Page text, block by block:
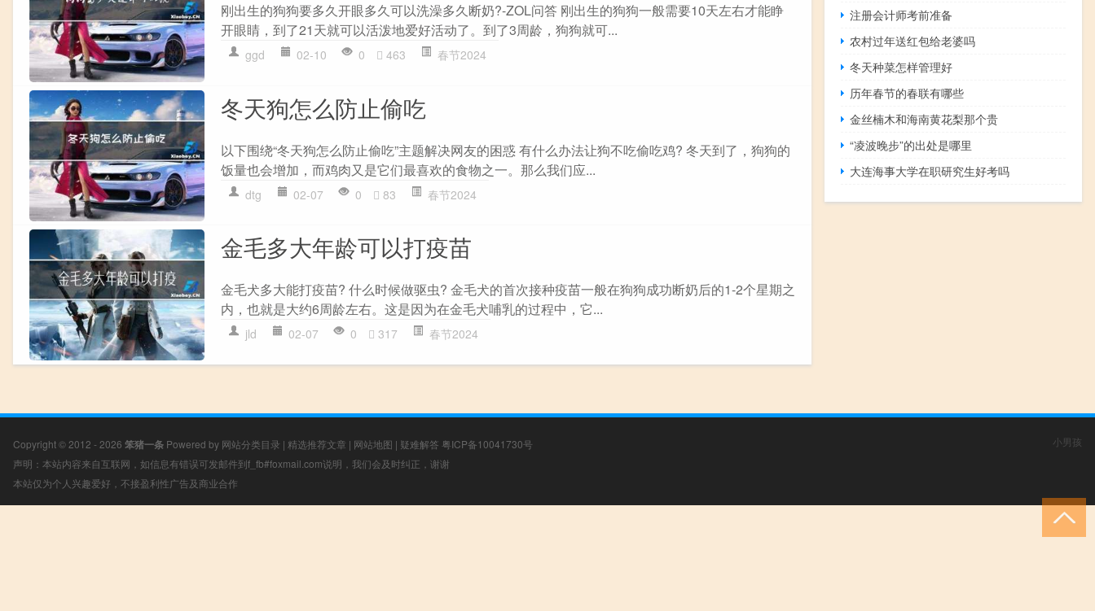
刚出生的狗狗要多久开眼多久可以洗澡多久断奶?-ZOL问答 刚出生的狗狗一般需要10天左右才能睁
开眼睛，到了21天就可以活泼地爱好活动了。到了3周龄，狗狗就可...
ggd 02-10 0 463 春节2024
冬天狗怎么防止偷吃
以下围绕“冬天狗怎么防止偷吃”主题解决网友的困惑 有什么办法让狗不吃偷吃鸡? 冬天到了，狗狗的
饭量也会增加，而鸡肉又是它们最喜欢的食物之一。那么我们应...
dtg 02-07 0 83 春节2024
金毛多大年龄可以打疫苗
金毛犬多大能打疫苗? 什么时候做驱虫? 金毛犬的首次接种疫苗一般在狗狗成功断奶后的1-2个星期之
内，也就是大约6周龄左右。这是因为在金毛犬哺乳的过程中，它...
jld 02-07 0 317 春节2024
注册会计师考前准备
农村过年送红包给老婆吗
冬天种菜怎样管理好
历年春节的春联有哪些
金丝楠木和海南黄花梨那个贵
“凌波晚步”的出处是哪里
大连海事大学在职研究生好考吗
Copyright © 2012 - 2026 笨猪一条 Powered by 网站分类目录 | 精选推荐文章 | 网站地图 | 疑难解答 粤ICP备10041730号
声明：本站内容来自互联网，如信息有错误可发邮件到f_fb#foxmail.com说明，我们会及时纠正，谢谢
本站仅为个人兴趣爱好，不接盈利性广告及商业合作
小男孩